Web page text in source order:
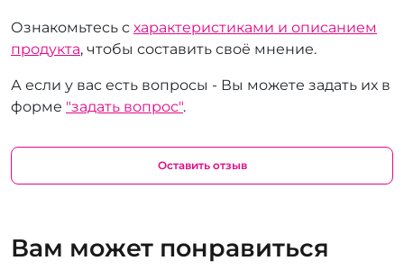
Ознакомьтесь с характеристиками и описанием
продукта, чтобы составить своё мнение.
А если у вас есть вопросы - Вы можете задать их в
форме "задать вопрос".
Оставить отзыв
Вам может понравиться